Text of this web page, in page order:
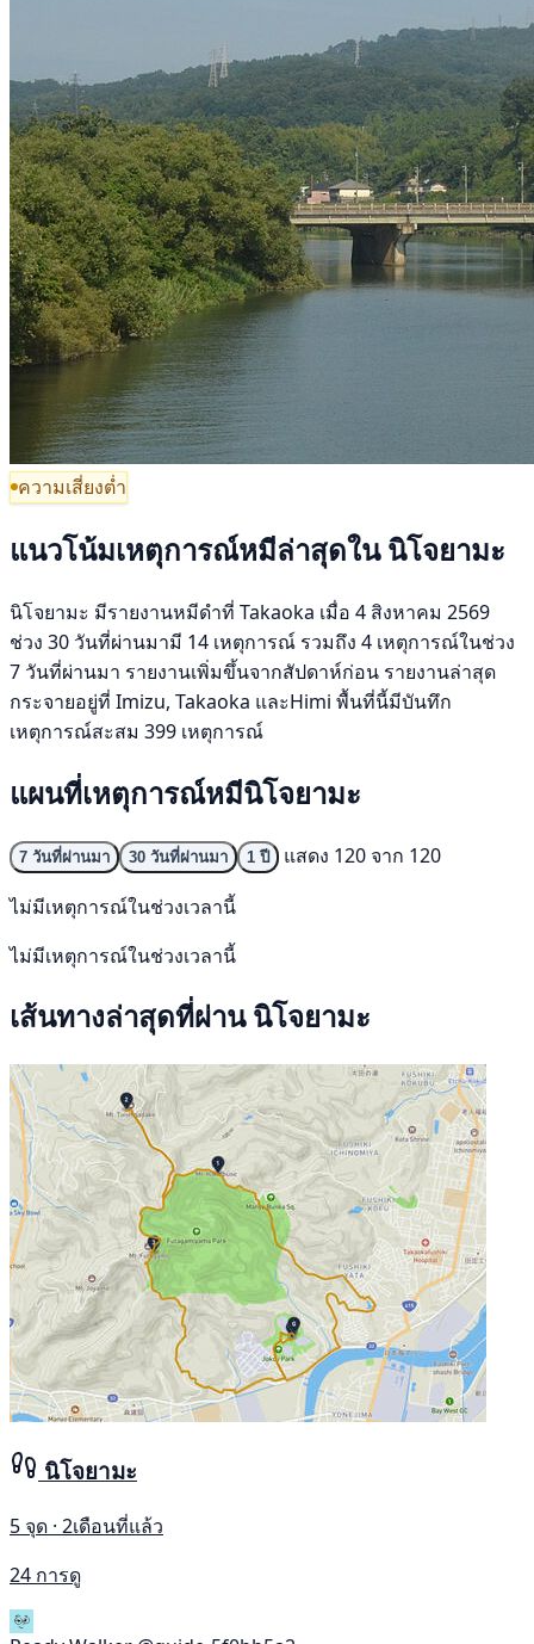
ความเสี่ยงต่ำ
แนวโน้มเหตุการณ์หมีล่าสุดใน นิโจยามะ
นิโจยามะ มีรายงานหมีดำที่ Takaoka เมื่อ 4 สิงหาคม 2569
ช่วง 30 วันที่ผ่านมามี 14 เหตุการณ์ รวมถึง 4 เหตุการณ์ในช่วง
7 วันที่ผ่านมา รายงานเพิ่มขึ้นจากสัปดาห์ก่อน รายงานล่าสุด
กระจายอยู่ที่ Imizu, Takaoka และHimi พื้นที่นี้มีบันทึก
เหตุการณ์สะสม 399 เหตุการณ์
แผนที่เหตุการณ์หมีนิโจยามะ
7 วันที่ผ่านมา 30 วันที่ผ่านมา 1 ปี
แสดง 120 จาก 120
ไม่มีเหตุการณ์ในช่วงเวลานี้
ไม่มีเหตุการณ์ในช่วงเวลานี้
เส้นทางล่าสุดที่ผ่าน นิโจยามะ
นิโจยามะ
5 จุด · 2เดือนที่แล้ว
24 การดู